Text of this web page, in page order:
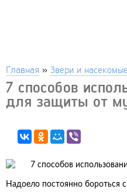
Главная » Звери и насекомые
7 способов
для защиты от
Надоело постоянно бороться